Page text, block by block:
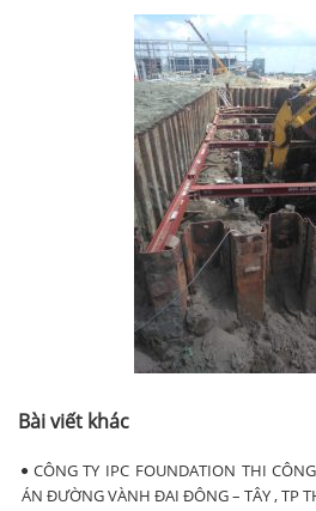
Bài viết khác
CÔNG TY IPC FOUNDATION THI
ÁN ĐƯỜNG VÀNH ĐAI ĐÔNG – TÂY , TP